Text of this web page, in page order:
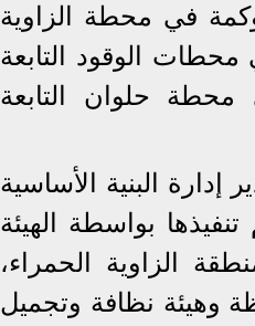
في محطة الزاوية
الوقود التابعة
حلوان التابعة
البنية الأساسية
بواسطة الهيئة
مترًا مربعًا في منطقة الزاوية الحمراء،
عام المحافظة وهيئة نظافة وتجميل